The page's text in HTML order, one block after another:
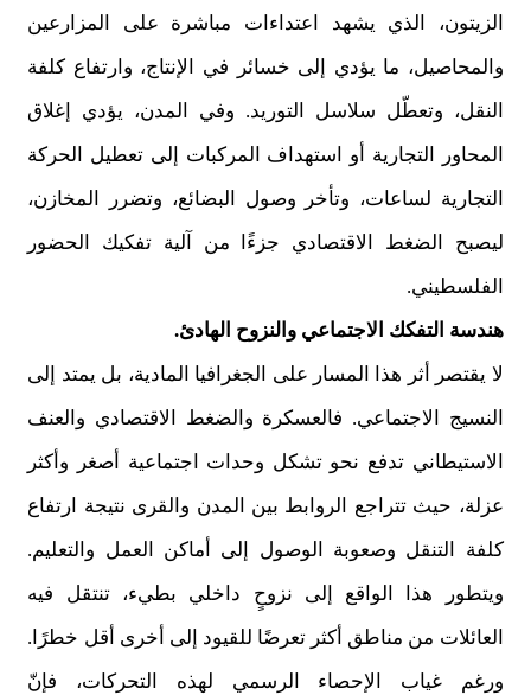
الزيتون، الذي يشهد اعتداءات مباشرة على المزارعين
والمحاصيل، ما يؤدي إلى خسائر في الإنتاج، وارتفاع كلفة
النقل، وتعطّل سلاسل التوريد. وفي المدن، يؤدي إغلاق
المحاور التجارية أو استهداف المركبات إلى تعطيل الحركة
التجارية لساعات، وتأخر وصول البضائع، وتضرر المخازن،
ليصبح الضغط الاقتصادي جزءًا من آلية تفكيك الحضور
الفلسطيني.
هندسة التفكك الاجتماعي والنزوح الهادئ.
لا يقتصر أثر هذا المسار على الجغرافيا المادية، بل يمتد إلى
النسيج الاجتماعي. فالعسكرة والضغط الاقتصادي والعنف
الاستيطاني تدفع نحو تشكل وحدات اجتماعية أصغر وأكثر
عزلة، حيث تتراجع الروابط بين المدن والقرى نتيجة ارتفاع
كلفة التنقل وصعوبة الوصول إلى أماكن العمل والتعليم.
ويتطور هذا الواقع إلى نزوحٍ داخلي بطيء، تنتقل فيه
العائلات من مناطق أكثر تعرضًا للقيود إلى أخرى أقل خطرًا.
ورغم غياب الإحصاء الرسمي لهذه التحركات، فإنّ